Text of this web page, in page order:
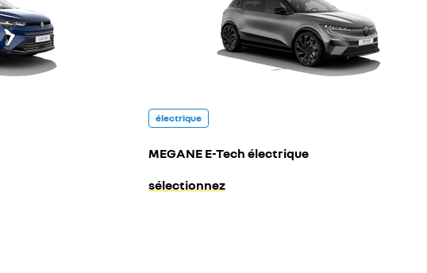
électrique
MEGANE E-Tech électrique
sélectionnez